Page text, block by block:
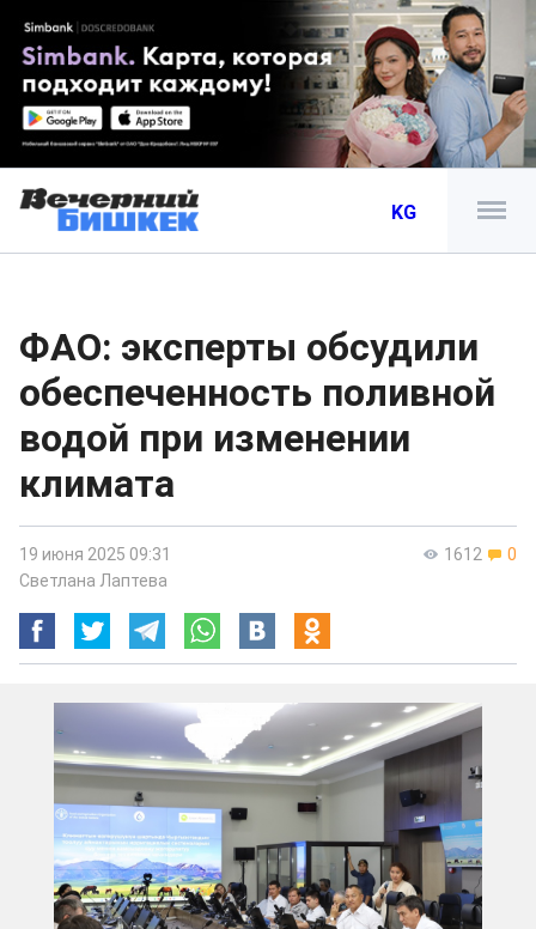
KG
ФАО: эксперты обсудили
обеспеченность поливной
водой при изменении
климата
1612 0
19 июня 2025 09:31
Светлана Лаптева